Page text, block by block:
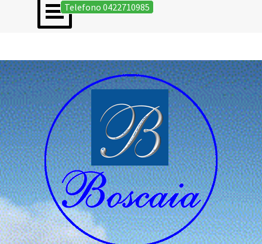
Vai ai contenuti Telefono 0422710985